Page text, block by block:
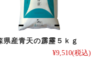
県産青天の霹靂５ｋｇ
¥9,510(税込)